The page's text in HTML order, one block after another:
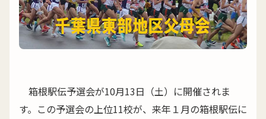
箱根駅伝予選会が10月13日（土）に開催されま
す。この予選会の上位11校が、来年１月の箱根駅伝に